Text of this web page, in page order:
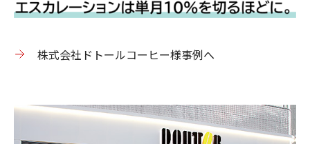
株式会社ドトールコーヒー様事例へ